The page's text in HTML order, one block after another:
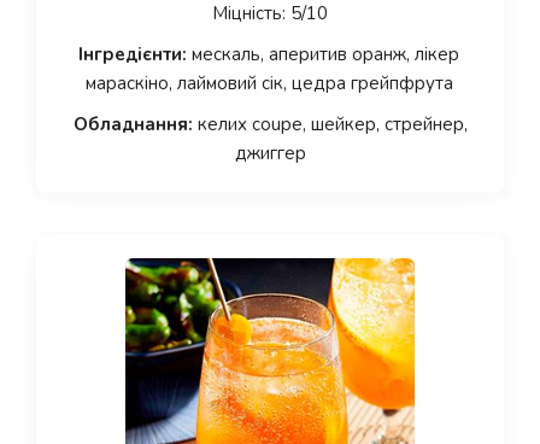
Міцність: 5/10
Інгредієнти: мескаль, аперитив оранж, лікер
мараскіно, лаймовий сік, цедра грейпфрута
Обладнання: келих coupe, шейкер, стрейнер,
джиггер